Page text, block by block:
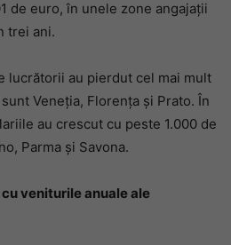
de euro, în unele zone angajații
trei ani.
lucrătorii au pierdut cel mai mult
Veneția, Florența și Prato. În
au crescut cu peste 1.000 de
Parma și Savona.
veniturile anuale ale